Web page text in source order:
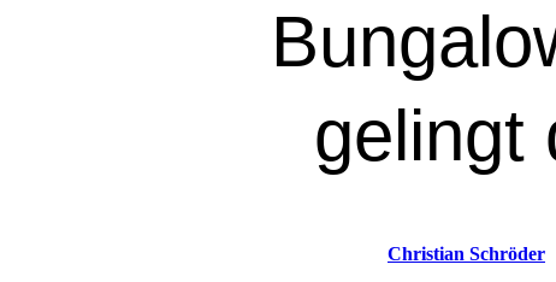
gelingt
Christian Schröder